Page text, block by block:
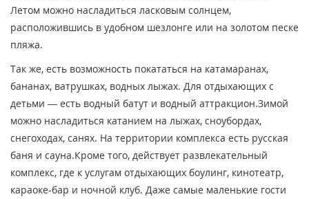
Летом можно насладиться ласковым солнцем,
расположившись в удобном шезлонге или на золотом песке
пляжа.
Так же, есть возможность покататься на катамаранах,
бананах, ватрушках, водных лыжах. Для отдыхающих с
детьми — есть водный батут и водный аттракцион.Зимой
можно насладиться катанием на лыжах, сноубордах,
снегоходах, санях. На территории комплекса есть русская
баня и сауна.Кроме того, действует развлекательный
комплекс, где к услугам отдыхающих боулинг, кинотеатр,
караоке-бар и ночной клуб. Даже самые маленькие гости